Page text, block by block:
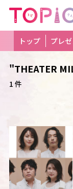
トップ プレ
"THEATER
1 件